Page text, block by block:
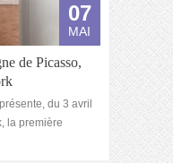
07
MAI
de Picasso,
du 3 avril
la première